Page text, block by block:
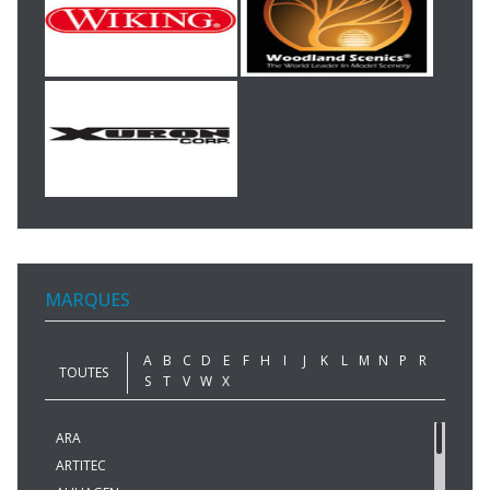
MARQUES
TOUTES
A B C D E F H I J K L M N P
R
S
T V W X
ARA
ARTITEC